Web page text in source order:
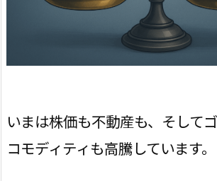
いまは株価も不動産も、そして
コモディティも高騰しています。